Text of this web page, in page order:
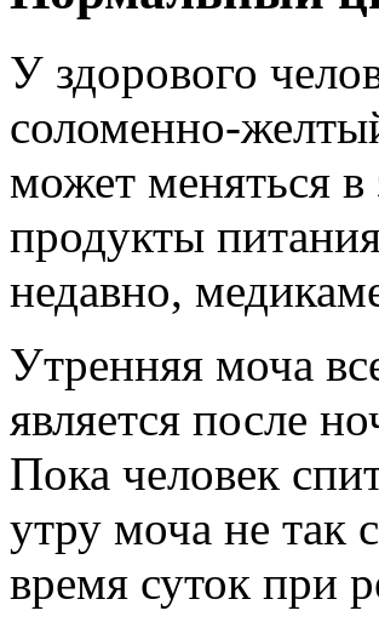
У здорового
соломенно-
может меняться в
продукты
недавно,
Утренняя моча
является после
Пока человек
утру моча не так
время суток при